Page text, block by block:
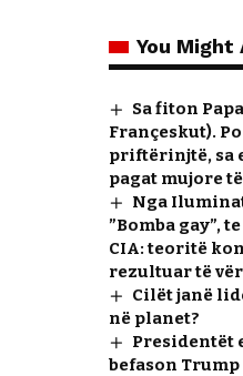
You Might
Sa fiton
Françeskut).
priftërinjtë, sa
pagat mujore
Nga
”Bomba gay”,
CIA: teoritë
rezultuar të
Cilët janë
në planet?
Presidentët
befason Trump